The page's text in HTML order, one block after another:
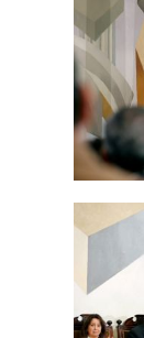
Zoom
Zoom